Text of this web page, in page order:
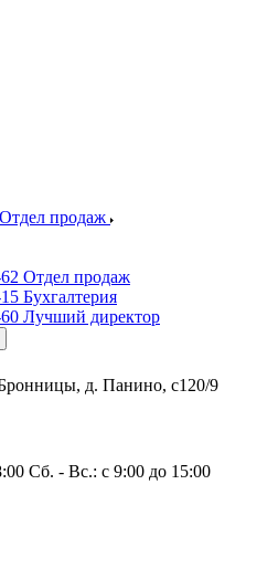
Отдел продаж
Отдел продаж
Бухгалтерия
Лучший директор
д. Панино, с120/9
Сб. - Вс.: с 9:00 до 15:00